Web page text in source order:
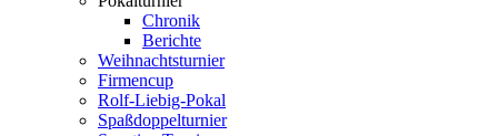
Chronik
Berichte
Weihnachtsturnier
Firmencup
Rolf-Liebig-Pokal
Spaßdoppelturnier